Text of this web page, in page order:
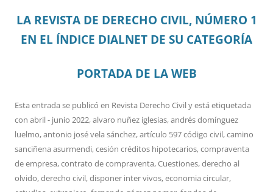
LA REVISTA DE DERECHO CIVIL, NÚMERO 1
EN EL ÍNDICE DIALNET DE SU CATEGORÍA
PORTADA DE LA WEB
Esta entrada se publicó en Revista Derecho Civily está etiquetada
con abril - junio 2022,alvaro nuñez iglesias,andrés domínguez
luelmo,antonio josé vela sánchez,artículo 597 código civil,camino
sanciñena asurmendi,cesión créditos hipotecarios,compraventa
de empresa,contrato de compraventa,Cuestiones,derecho al
olvido,derecho civil,disponer inter vivos,economia circular,